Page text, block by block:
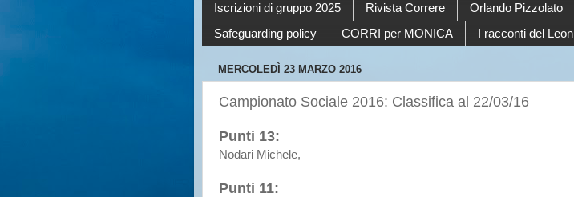
Iscrizioni di gruppo 2025
Rivista Correre Orlando Pizzolato
Safeguarding policy
CORRI per MONICA I racconti del Leon
MERCOLEDÌ 23 MARZO 2016
Campionato Sociale 2016: Classifica al 22/03/16
Punti 13:
Nodari Michele,
Punti 11: